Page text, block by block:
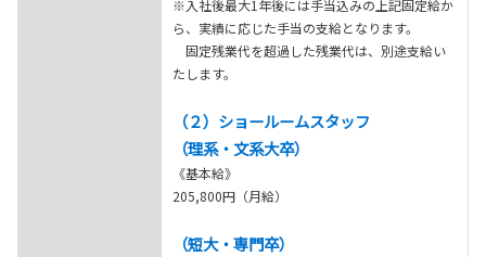
※入社後最大1年後には手当込みの上記固定給か
ら、実績に応じた手当の支給となります。
固定残業代を超過した残業代は、別途支給い
たします。
（２）ショールームスタッフ
（理系・文系大卒）
《基本給》
205,800円（月給）
（短大・専門卒）